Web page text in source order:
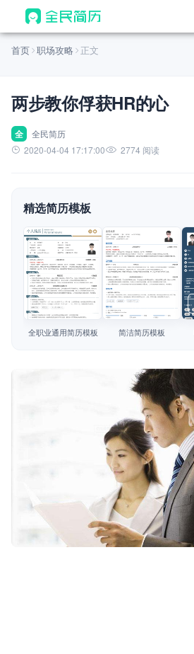
首页
AI 生成简历
AI 优化简历
AI 翻译简历
AI 模拟面试
面试自我介绍
AI 职场工具 New
简历模板
简历教程
首页 职场攻略 正文
两步教你俘获HR的心
全
全民简历
2020-04-04 17:17:00
2774 阅读
精选简历模板
查看模板
全职业通用简历模板
查看模板
简洁简历模板